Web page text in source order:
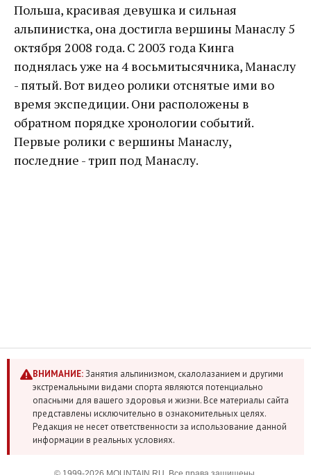
Польша, красивая девушка и сильная
альпинистка, она достигла вершины Манаслу 5
октября 2008 года. С 2003 года Кинга
поднялась уже на 4 восьмитысячника, Манаслу
- пятый. Вот видео ролики отснятые ими во
время экспедиции. Они расположены в
обратном порядке хронологии событий.
Первые ролики с вершины Манаслу,
последние - трип под Манаслу.
ВНИМАНИЕ:Занятия альпинизмом, скалолазанием и другими
экстремальными видами спорта являются потенциально
опасными для вашего здоровья и жизни. Все материалы сайта
представлены исключительно в ознакомительных целях.
Редакция не несет ответственности за использование данной
информации в реальных условиях.